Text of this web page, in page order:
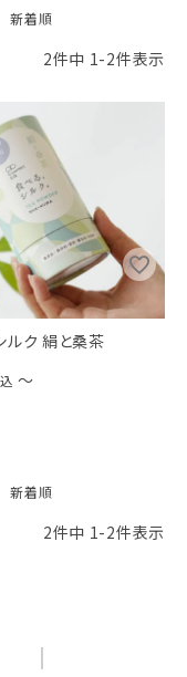
新着順
2件中 1-2件表示
ルク 絹と桑茶
〜
新着順
2件中 1-2件表示